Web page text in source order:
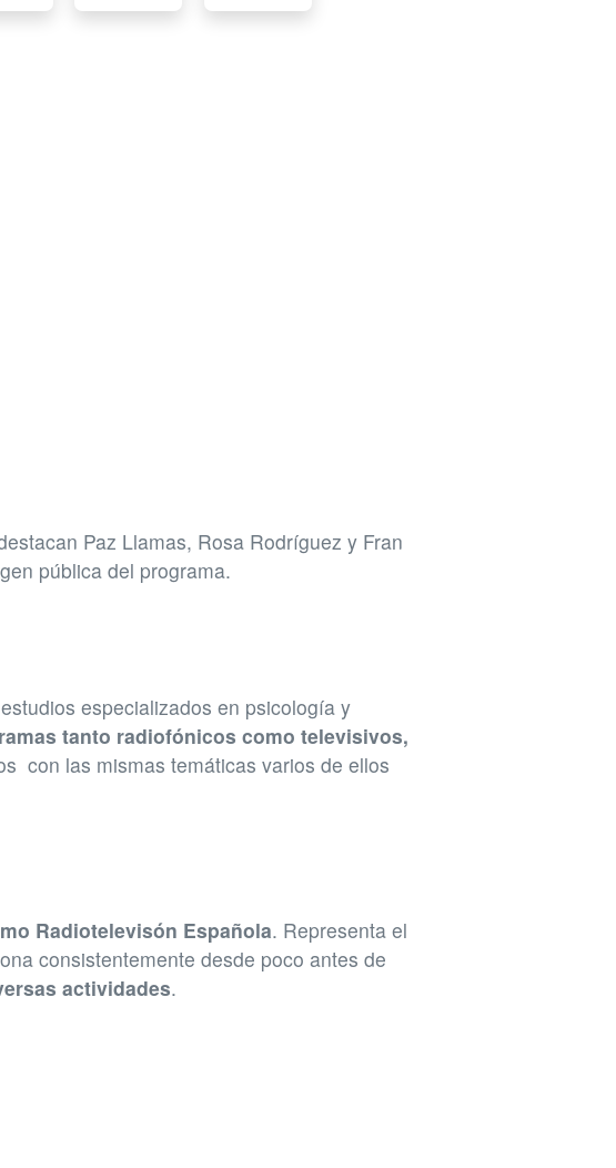
Paz Llamas, Rosa Rodríguez y Fran
pública del programa.
especializados en psicología y
tanto radiofónicos como televisivos,
con las mismas temáticas varios de ellos
Radiotelevisón Española. Representa el
consistentemente desde poco antes de
actividades.